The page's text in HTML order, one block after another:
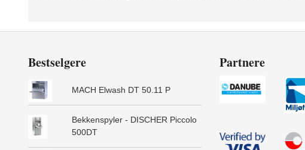
Bestselgere
MACH Elwash DT 50.11 P
Bekkenspyler - DISCHER Piccolo
500DT
Partnere